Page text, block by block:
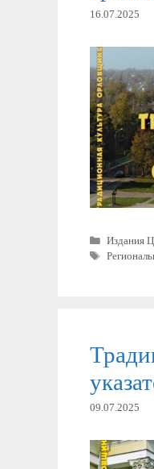
16.07.2025
Рубрики
Издания
Метки
09.07.2025